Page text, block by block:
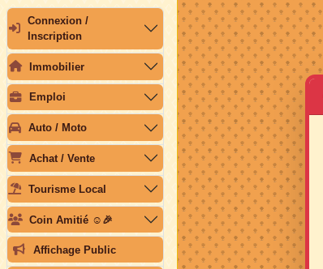
Connexion /
Inscription
Immobilier
Emploi
Auto / Moto
Achat / Vente
Tourisme Local
Coin Amitié ☺️🎉
Affichage Public